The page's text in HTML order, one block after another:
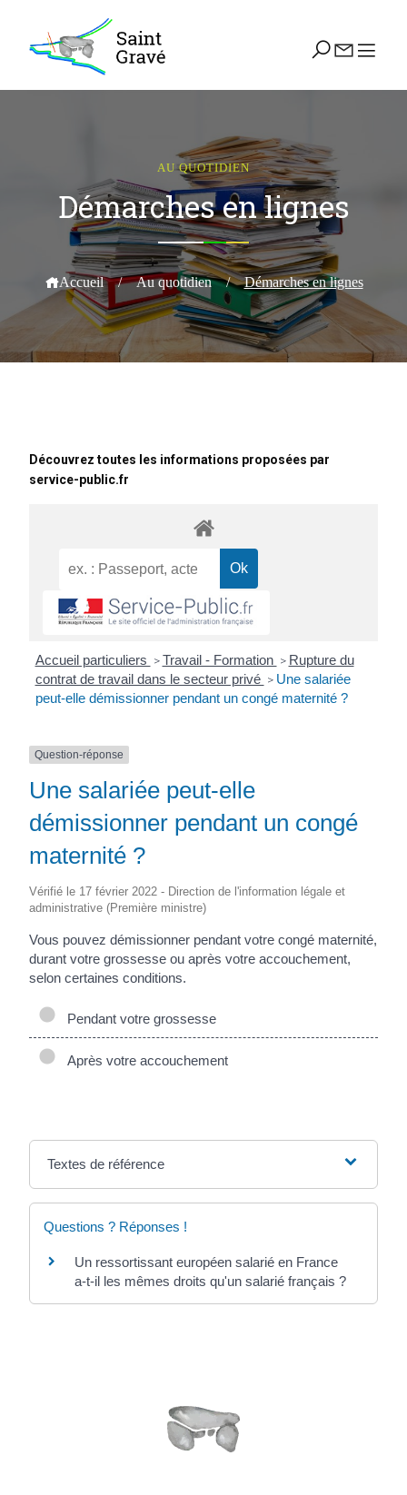
AU QUOTIDIEN
Démarches en lignes
Accueil / Au quotidien / Démarches en lignes
Découvrez toutes les informations proposées par
service-public.fr
Accueil particuliers > Travail - Formation > Rupture du
contrat de travail dans le secteur privé > Une salariée
peut-elle démissionner pendant un congé maternité ?
Question-réponse
Une salariée peut-elle
démissionner pendant un congé
maternité ?
Vérifié le 17 février 2022 - Direction de l'information légale et
administrative (Première ministre)
Vous pouvez démissionner pendant votre congé maternité,
durant votre grossesse ou après votre accouchement,
selon certaines conditions.
Pendant votre grossesse
Après votre accouchement
Textes de référence
Questions ? Réponses !
Un ressortissant européen salarié en France
a-t-il les mêmes droits qu'un salarié français ?